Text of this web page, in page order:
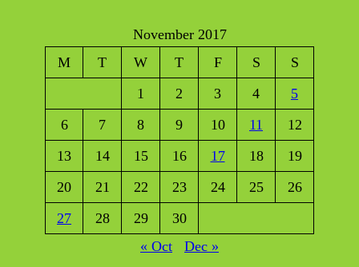
November 2017
M
T W T F S
S
1
2 3 4
5
6
7 8 9 10 11
12
13
14 15 16 17 18
19
20
21 22 23 24 25
26
27
28 29
30
« Oct
Dec »